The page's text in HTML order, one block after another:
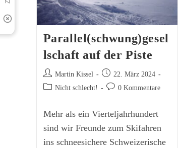
Parallel(schwung)gesel
lschaft auf der Piste
Beitrags-
Autor:
Martin Kissel
Beitrag
veröffentlicht:
22. März 2024
Beitrags-
Nicht schlecht!
Beitrags-0 Kommentare
Mehr als ein Vierteljahrhundert
sind wir Freunde zum Skifahren
ins schneesichere Schweizerische